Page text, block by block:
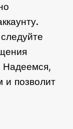
Надеемся,
и позволит